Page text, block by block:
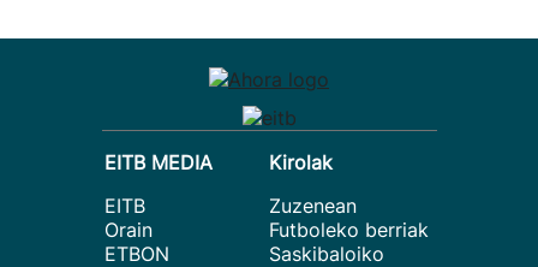
EITB MEDIA
EITB
Orain
ETBON
Kirolak
Zuzenean
Futboleko berriak
Saskibaloiko